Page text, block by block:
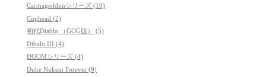
Carmageddonシリーズ (10)
Cuphead (2)
初代Diablo （GOG版） (5)
Dibalo III (4)
DOOMシリーズ (4)
Duke Nukem Forever (9)